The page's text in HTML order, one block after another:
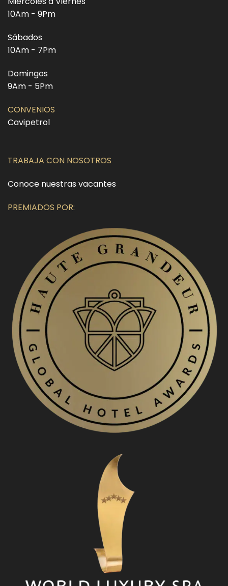
10Am - 9Pm
Sábados
10Am - 7Pm
Domingos
9Am - 5Pm
CONVENIOS
Cavipetrol
TRABAJA CON NOSOTROS
Conoce nuestras vacantes
PREMIADOS POR: